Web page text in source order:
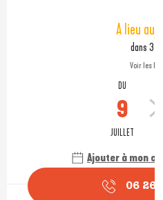
Ouverture etA lieu
dans 3
Voir les
DU
9
JUILLET
Ajouter à mon
06 26